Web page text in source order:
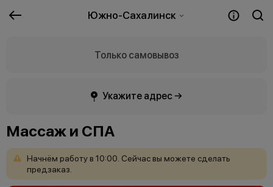
Южно-Сахалинск
Только самовывоз
Укажите адрес →
Массаж и СПА
Начнём работу в 10:00. Сейчас вы можете сделать
предзаказ.